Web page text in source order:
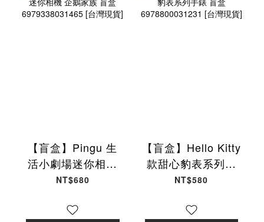
【盲盒】Pingu 生
活小劇場迷你相機
企鵝家族 盲盒
[台灣現貨]
NT$680
【盲盒】Hello Kitty
款甜心豹表系列手
錶 盲盒
[台灣現貨]
NT$580